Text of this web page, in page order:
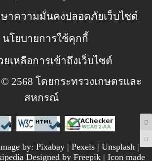
าความมั่นคงปลอดภัยเว็บไซต์
นโยบายการใช้คุกกี้
เหลือการเข้าถึงเว็บไซต์
2568 โดยกระทรวงเกษตรและ
สหกรณ์
by: Pixabay | Pexels | Unsplash |
Designed by Freepik | Icon made